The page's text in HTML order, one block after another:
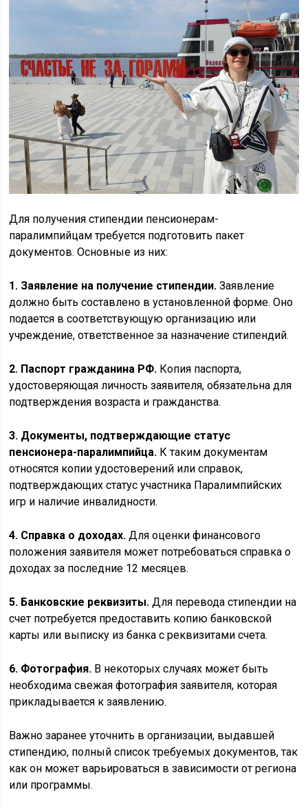
Для получения стипендии пенсионерам-
паралимпийцам требуется подготовить пакет
документов. Основные из них:
1. Заявление на получение стипендии. Заявление
должно быть составлено в установленной форме. Оно
подается в соответствующую организацию или
учреждение, ответственное за назначение стипендий.
2. Паспорт гражданина РФ. Копия паспорта,
удостоверяющая личность заявителя, обязательна для
подтверждения возраста и гражданства.
3. Документы, подтверждающие статус
пенсионера-паралимпийца. К таким документам
относятся копии удостоверений или справок,
подтверждающих статус участника Паралимпийских
игр и наличие инвалидности.
4. Справка о доходах. Для оценки финансового
положения заявителя может потребоваться справка о
доходах за последние 12 месяцев.
5. Банковские реквизиты. Для перевода стипендии на
счет потребуется предоставить копию банковской
карты или выписку из банка с реквизитами счета.
6. Фотография. В некоторых случаях может быть
необходима свежая фотография заявителя, которая
прикладывается к заявлению.
Важно заранее уточнить в организации, выдавшей
стипендию, полный список требуемых документов, так
как он может варьироваться в зависимости от региона
или программы.